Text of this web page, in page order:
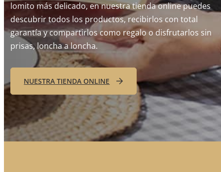
lomito más delicado, en nuestra tienda online puedes
descubrir todos los productos, recibirlos con total
garantía y compartirlos como regalo o disfrutarlos sin
prisas, loncha a loncha.
NUESTRA TIENDA ONLINE